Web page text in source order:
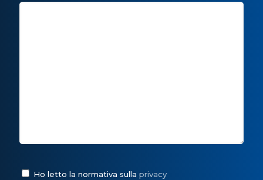
Ho letto la normativa sulla privacy